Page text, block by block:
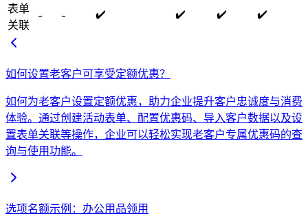
表单
关联
- - ✔️ ✔️ ✔️ ✔️
如何设置老客户可享受定额优惠？
如何为老客户设置定额优惠，助力企业提升客户忠诚度与消费
体验。通过创建活动表单、配置优惠码、导入客户数据以及设
置表单关联等操作，企业可以轻松实现老客户专属优惠码的查
询与使用功能。
选项名额示例：办公用品领用